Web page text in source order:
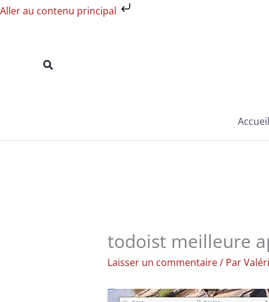
Aller au contenu principal
Aller
Rechercher
Accueil
todoist meilleure
Laisser un commentaire/ Par